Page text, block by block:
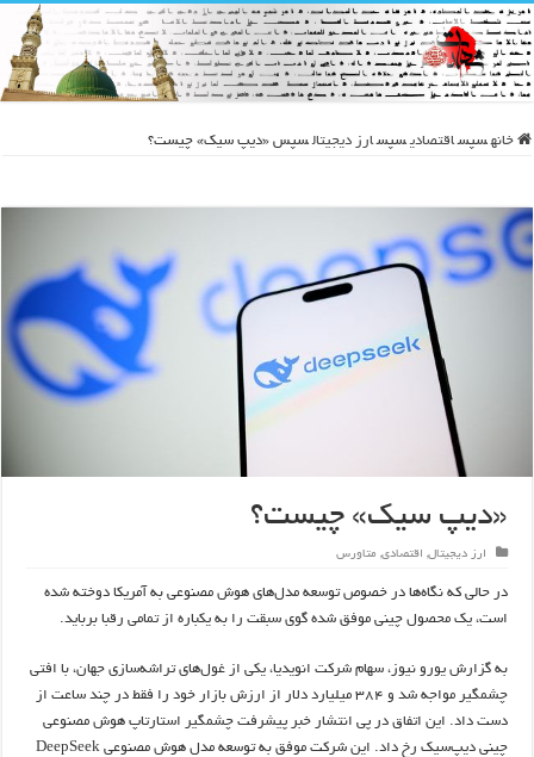
خانه سپس اقتصادی سپس ارز دیجیتال سپس «دیپ سیک» چیست؟
«دیپ سیک» چیست؟
ارز دیجیتال, اقتصادی, متاورس
در حالی که نگاه‌ها در خصوص توسعه مدل‌های هوش مصنوعی به آمریکا دوخته شده
است، یک محصول چینی موفق شده گوی سبقت را به یکباره از تمامی رقبا برباید.
به گزارش یورو نیوز، سهام شرکت انویدیا، یکی از غول‌های تراشه‌سازی جهان، با افتی
چشمگیر مواجه شد و ۳۸۴ میلیارد دلار از ارزش بازار خود را فقط در چند ساعت از
دست داد. این اتفاق در پی انتشار خبر پیشرفت چشمگیر استارتاپ هوش مصنوعی
چینی دیپ‌سیک رخ داد. این شرکت موفق به توسعه مدل هوش مصنوعی DeepSeek